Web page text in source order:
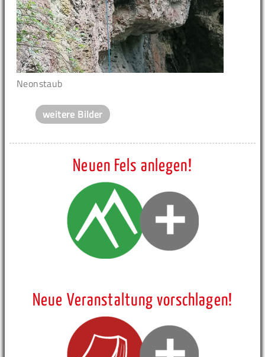
Neonstaub
weitere Bilder
Neuen Fels anlegen!
Neue Veranstaltung vorschlagen!